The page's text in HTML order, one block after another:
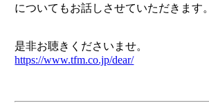
についてもお話しさせていただきます。
是非お聴きくださいませ。
https://www.tfm.co.jp/dear/